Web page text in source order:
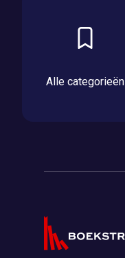
Alle categorieën